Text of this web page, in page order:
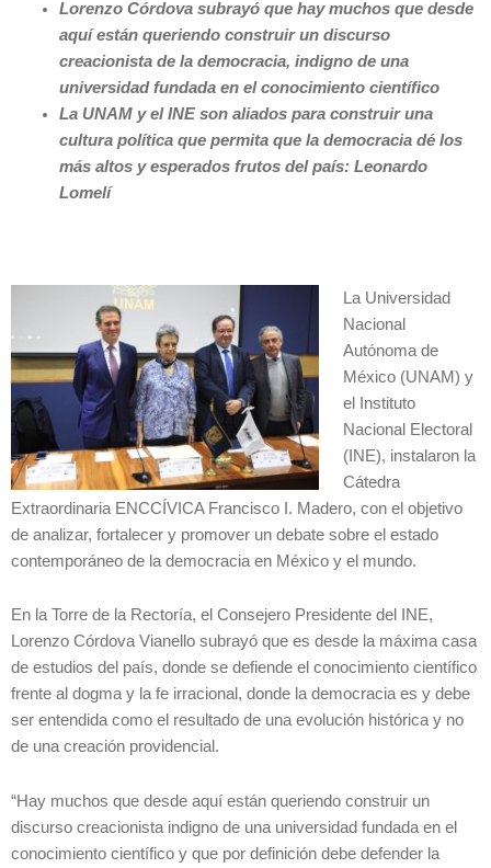
Lorenzo Córdova subrayó que hay muchos que desde
aquí están queriendo construir un discurso
creacionista de la democracia, indigno de una
universidad fundada en el conocimiento científico
La UNAM y el INE son aliados para construir una
cultura política que permita que la democracia dé los
más altos y esperados frutos del país: Leonardo
Lomelí
La Universidad
Nacional
Autónoma de
México (UNAM) y
el Instituto
Nacional Electoral
(INE), instalaron la
Cátedra
Extraordinaria ENCCÍVICA Francisco I. Madero, con el objetivo
de analizar, fortalecer y promover un debate sobre el estado
contemporáneo de la democracia en México y el mundo.
En la Torre de la Rectoría, el Consejero Presidente del INE,
Lorenzo Córdova Vianello subrayó que es desde la máxima casa
de estudios del país, donde se defiende el conocimiento científico
frente al dogma y la fe irracional, donde la democracia es y debe
ser entendida como el resultado de una evolución histórica y no
de una creación providencial.
“Hay muchos que desde aquí están queriendo construir un
discurso creacionista indigno de una universidad fundada en el
conocimiento científico y que por definición debe defender la